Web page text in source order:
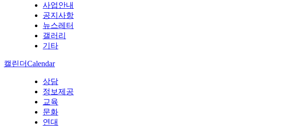
사업안내
공지사항
뉴스레터
갤러리
기타
캘린더Calendar
상담
정보제공
교육
문화
연대